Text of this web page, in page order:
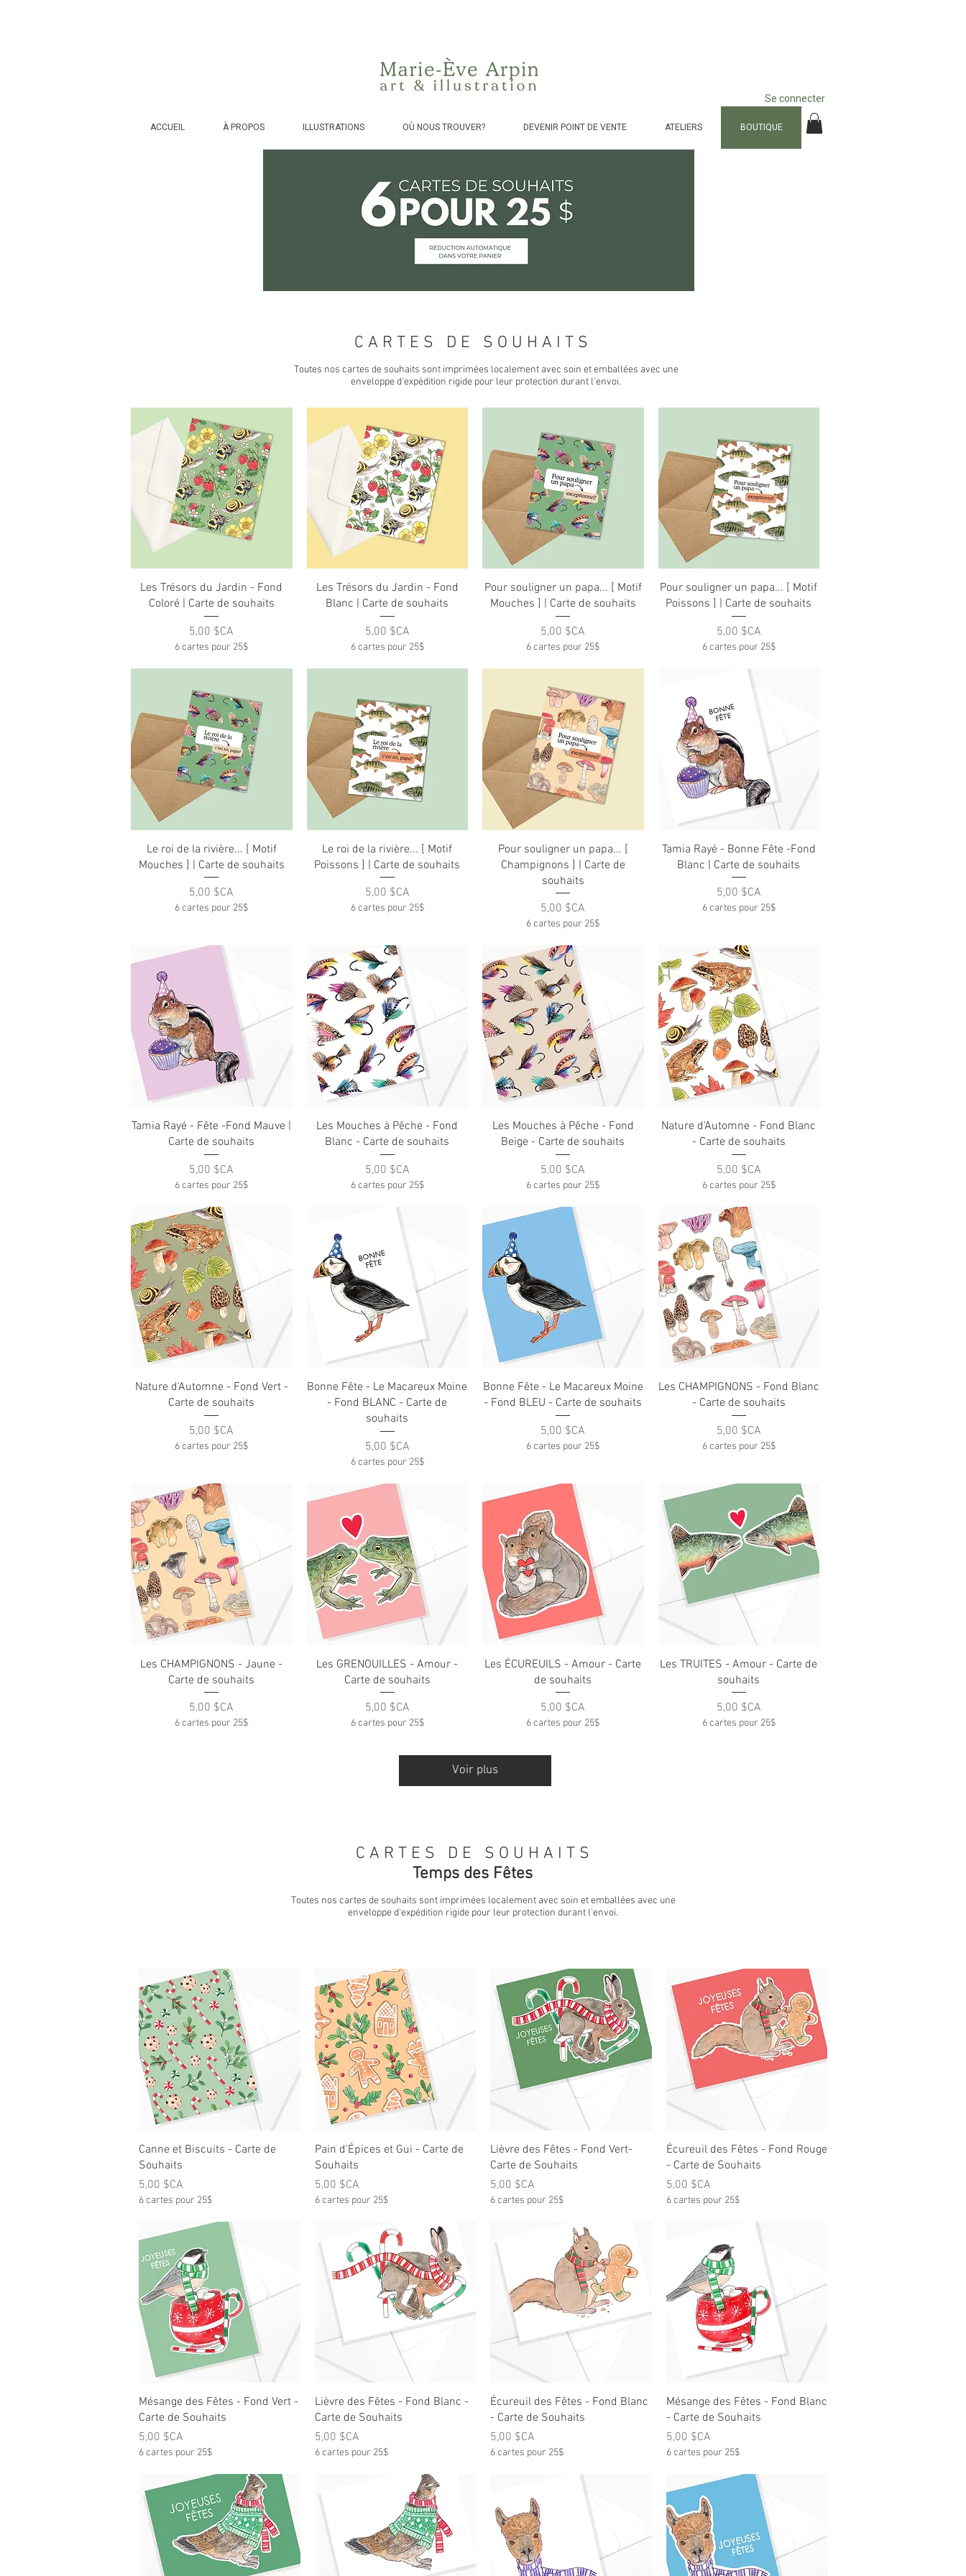
Se connecter
ACCUEIL À PROPOS ILLUSTRATIONS OÙ NOUS TROUVER? DEVENIR POINT DE VENTE ATELIERS BOUTIQUE
C A R T E S D E S O U H A I T S
Toutes nos cartes de souhaits sont imprimées localement avec soin et emballées avec une
enveloppe d'expédition rigide pour leur protection durant l'envoi.
Aperçu rapide
Les Trésors du Jardin - Fond
Coloré | Carte de souhaits
Prix
5,00 $CA
6 cartes pour 25$
Aperçu rapide
Les Trésors du Jardin - Fond
Blanc | Carte de souhaits
Prix
5,00 $CA
6 cartes pour 25$
Aperçu rapide
Pour souligner un papa... [ Motif
Mouches ] | Carte de souhaits
Prix
5,00 $CA
6 cartes pour 25$
Aperçu rapide
Pour souligner un papa... [ Motif
Poissons ] | Carte de souhaits
Prix
5,00 $CA
6 cartes pour 25$
Aperçu rapide
Le roi de la rivière... [ Motif
Mouches ] | Carte de souhaits
Prix
5,00 $CA
6 cartes pour 25$
Aperçu rapide
Le roi de la rivière... [ Motif
Poissons ] | Carte de souhaits
Prix
5,00 $CA
6 cartes pour 25$
Aperçu rapide
Pour souligner un papa... [
Champignons ] | Carte de
souhaits
Prix
5,00 $CA
6 cartes pour 25$
Aperçu rapide
Tamia Rayé - Bonne Fête -Fond
Blanc | Carte de souhaits
Prix
5,00 $CA
6 cartes pour 25$
Aperçu rapide
Tamia Rayé - Fête -Fond Mauve |
Carte de souhaits
Prix
5,00 $CA
6 cartes pour 25$
Aperçu rapide
Les Mouches à Pêche - Fond
Blanc - Carte de souhaits
Prix
5,00 $CA
6 cartes pour 25$
Aperçu rapide
Les Mouches à Pêche - Fond
Beige - Carte de souhaits
Prix
5,00 $CA
6 cartes pour 25$
Aperçu rapide
Nature d'Automne - Fond Blanc
- Carte de souhaits
Prix
5,00 $CA
6 cartes pour 25$
Aperçu rapide
Nature d'Automne - Fond Vert -
Carte de souhaits
Prix
5,00 $CA
6 cartes pour 25$
Aperçu rapide
Bonne Fête - Le Macareux Moine
- Fond BLANC - Carte de
souhaits
Prix
5,00 $CA
6 cartes pour 25$
Aperçu rapide
Bonne Fête - Le Macareux Moine
- Fond BLEU - Carte de souhaits
Prix
5,00 $CA
6 cartes pour 25$
Aperçu rapide
Les CHAMPIGNONS - Fond Blanc
- Carte de souhaits
Prix
5,00 $CA
6 cartes pour 25$
Aperçu rapide
Les CHAMPIGNONS - Jaune -
Carte de souhaits
Prix
5,00 $CA
6 cartes pour 25$
Aperçu rapide
Les GRENOUILLES - Amour -
Carte de souhaits
Prix
5,00 $CA
6 cartes pour 25$
Aperçu rapide
Les ÉCUREUILS - Amour - Carte
de souhaits
Prix
5,00 $CA
6 cartes pour 25$
Aperçu rapide
Les TRUITES - Amour - Carte de
souhaits
Prix
5,00 $CA
6 cartes pour 25$
Voir plus
C A R T E S D E S O U H A I T S
Temps des Fêtes
Toutes nos cartes de souhaits sont imprimées localement avec soin et emballées avec une
enveloppe d'expédition rigide pour leur protection durant l'envoi.
Aperçu rapide
Canne et Biscuits - Carte de
Souhaits
Prix
5,00 $CA
6 cartes pour 25$
Aperçu rapide
Pain d'Épices et Gui - Carte de
Souhaits
Prix
5,00 $CA
6 cartes pour 25$
Aperçu rapide
Lièvre des Fêtes - Fond Vert-
Carte de Souhaits
Prix
5,00 $CA
6 cartes pour 25$
Aperçu rapide
Écureuil des Fêtes - Fond Rouge
- Carte de Souhaits
Prix
5,00 $CA
6 cartes pour 25$
Aperçu rapide
Mésange des Fêtes - Fond Vert -
Carte de Souhaits
Prix
5,00 $CA
6 cartes pour 25$
Aperçu rapide
Lièvre des Fêtes - Fond Blanc -
Carte de Souhaits
Prix
5,00 $CA
6 cartes pour 25$
Aperçu rapide
Écureuil des Fêtes - Fond Blanc
- Carte de Souhaits
Prix
5,00 $CA
6 cartes pour 25$
Aperçu rapide
Mésange des Fêtes - Fond Blanc
- Carte de Souhaits
Prix
5,00 $CA
6 cartes pour 25$